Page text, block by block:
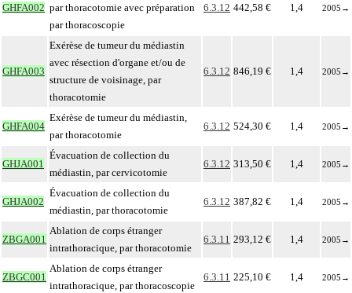
GHFA002 par thoracotomie avec préparation
par thoracoscopie
6.3.12 442,58 € 1,4 2005 →
GHFA003
Exérèse de tumeur du médiastin
avec résection d'organe et/ou de
structure de voisinage, par
thoracotomie
6.3.12 846,19 € 1,4 2005 →
GHFA004
Exérèse de tumeur du médiastin,
par thoracotomie
6.3.12 524,30 € 1,4 2005 →
GHJA001
Évacuation de collection du
médiastin, par cervicotomie
6.3.12 313,50 € 1,4 2005 →
GHJA002
Évacuation de collection du
médiastin, par thoracotomie
6.3.12 387,82 € 1,4 2005 →
ZBGA001
Ablation de corps étranger
intrathoracique, par thoracotomie
6.3.11 293,12 € 1,4 2005 →
ZBGC001
Ablation de corps étranger
intrathoracique, par thoracoscopie
6.3.11 225,10 € 1,4 2005 →